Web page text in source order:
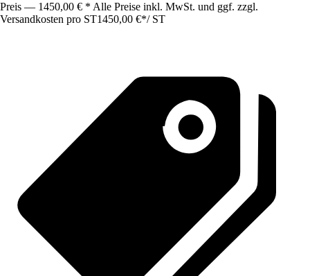
Preis — 1450,00 € * Alle Preise inkl. MwSt. und ggf. zzgl.
Versandkosten pro ST1450,00 €*/ ST